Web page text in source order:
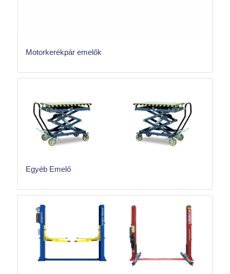
Motorkerékpár emelők
Egyéb Emelő